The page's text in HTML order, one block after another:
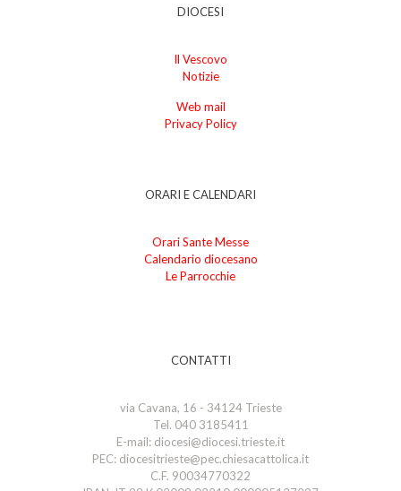
DIOCESI
Il Vescovo
Notizie
Web mail
Privacy Policy
ORARI E CALENDARI
Orari Sante Messe
Calendario diocesano
Le Parrocchie
CONTATTI
via Cavana, 16 - 34124 Trieste
Tel. 040 3185411
E-mail: diocesi@diocesi.trieste.it
PEC: diocesitrieste@pec.chiesacattolica.it
C.F. 90034770322